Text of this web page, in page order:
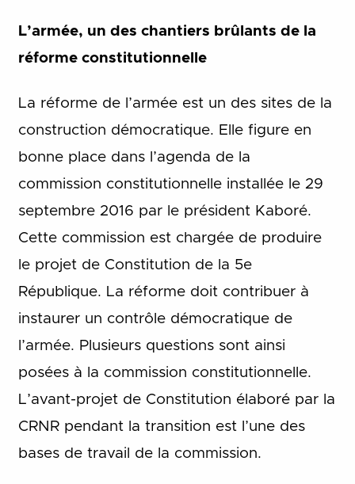
L’armée, un des chantiers brûlants de la
réforme constitutionnelle
La réforme de l’armée est un des sites de la
construction démocratique. Elle figure en
bonne place dans l’agenda de la
commission constitutionnelle installée le 29
septembre 2016 par le président Kaboré.
Cette commission est chargée de produire
le projet de Constitution de la 5e
République. La réforme doit contribuer à
instaurer un contrôle démocratique de
l’armée. Plusieurs questions sont ainsi
posées à la commission constitutionnelle.
L’avant-projet de Constitution élaboré par la
CRNR pendant la transition est l’une des
bases de travail de la commission.